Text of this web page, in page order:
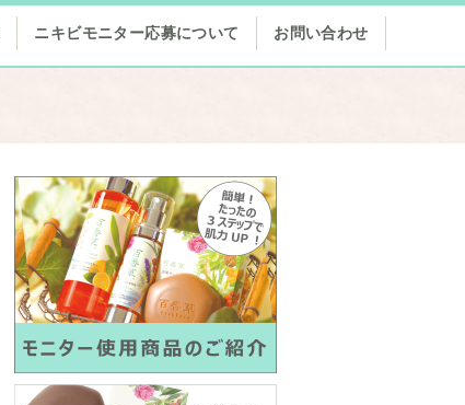
ニキビモニター応募について お問い合わせ